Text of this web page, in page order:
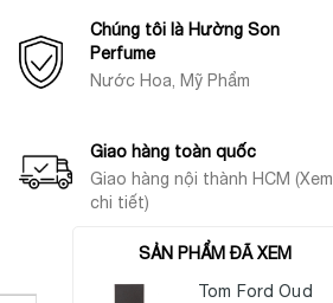
Chúng tôi là Hường Son
Perfume
Nước Hoa, Mỹ Phẩm
Giao hàng toàn quốc
Giao hàng nội thành HCM (Xem
chi tiết)
SẢN PHẨM ĐÃ XEM
Tom Ford Oud